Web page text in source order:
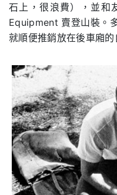
石上，很浪費），並和
Equipment 賣登山裝。
就順便推銷放在後車廂的